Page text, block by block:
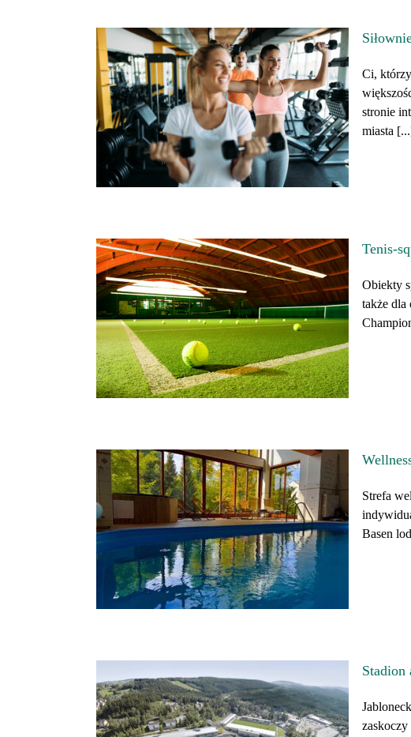
Ci,
stronie
miasta
Tenis-
Obiekty
także dla
Strefa
Basen
Stadion
zaskoczy